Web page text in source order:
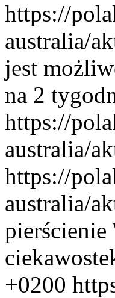
https://
australia/
jest
na 2
https://
australia/
https://
australia/
+0200